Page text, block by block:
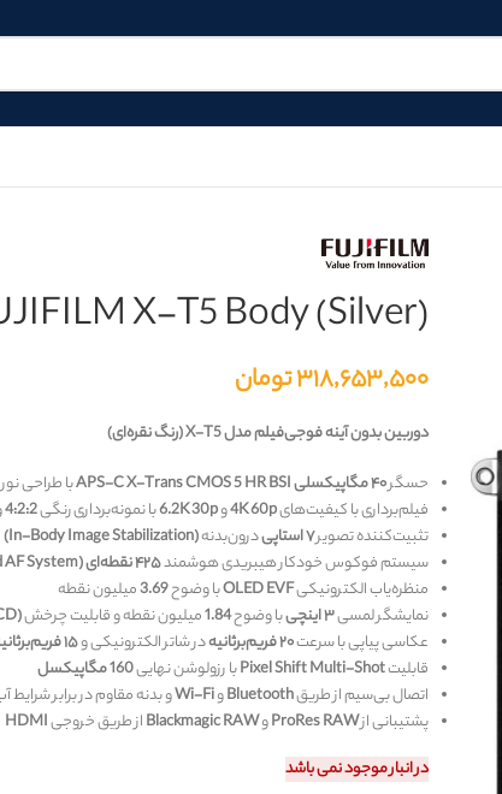
X-T5 Body (Silver)
۳۱۸,۶۵۳,۵۰۰تومان
دوربین بدون آینه فوجی‌فیلم مدل X-T5 (رنگ نقره‌ای)
حسگر۴۰ مگاپیکسلی APS-C X-Trans CMOS 5 HR BSIبا طراحی
فیلم‌برداری با کیفیت‌های4K 60pو6.2K 30pبا نمونه‌برداری رنگی4:2:2
تثبیت‌کننده تصویر۷ استاپی درون‌بدنه(In-Body Image Stabilization)
سیستم فوکوس خودکار هیبریدی هوشمند۴۲۵ نقطه‌ای
System)
منظره‌یاب الکترونیکیOLED EVFبا وضوح ‎3.69
نمایشگر لمسی۳ اینچی با وضوح ‎1.84‎ میلیون نقطه و قابلیت چرخش
عکاسی پیاپی با سرعت۲۰ فریم‌برثانیه در شاتر الکترونیکی و۱۵ فریم‌برثانیه
قابلیتPixel Shift Multi-Shotبا رزولوشن نهایی ‎160 مگاپیکسل
اتصال بی‌سیم از طریقBluetoothوWi-Fiو بدنه مقاوم در برابر
پشتیبانی ازProRes RAWوBlackmagic RAWاز طریق خروجیHDMI
در انبار موجود نمی باشد